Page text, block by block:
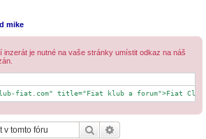
mike
inzerát je nutné na vaše stránky umístit odkaz na náš
fiat.com" title="Fiat klub a forum">Fiat Club
Hledat